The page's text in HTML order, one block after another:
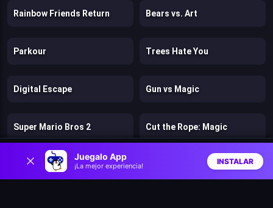
Juegalo App
¡La mejor experiencia!
INSTALAR
Rainbow Friends Return Bears vs. Art
Parkour Trees Hate You
Digital Escape Gun vs Magic
Super Mario Bros 2 Cut the Rope: Magic
Clash of Heroes: RPG Adventure Dino Survival: 3D Simulator